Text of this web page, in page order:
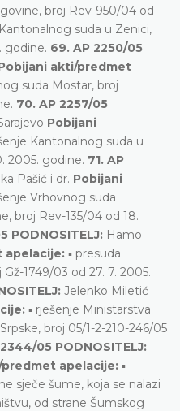
broj Rev-950/04 od
suda u Zenici,
godine. 69. AP 2250/05
akti/predmet
suda Mostar, broj
70. AP 2257/05
Pobijani
Kantonalnog suda u
2005. godine. 71. AP
Pašić i dr. Pobijani
Vrhovnog suda
broj Rev-135/04 od 18.
PODNOSITELJ: Hamo
apelacije: ▪ presuda
1749/03 od 27. 7. 2005.
Jelenko Miletić
▪ rješenje Ministarstva
broj 05/1-2-210-246/05
05 PODNOSITELJ:
apelacije: ▪
sječe šume, koja se nalazi
od strane Šumskog